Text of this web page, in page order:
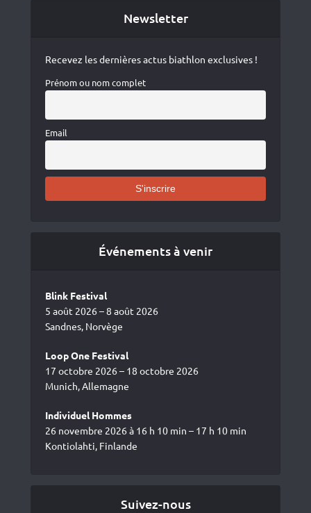
Newsletter
Recevez les dernières actus biathlon exclusives !
Prénom ou nom complet
Email
Événements à venir
Blink Festival
5 août 2026 – 8 août 2026
Sandnes, Norvège
Loop One Festival
17 octobre 2026 – 18 octobre 2026
Munich, Allemagne
Individuel Hommes
26 novembre 2026 à 16 h 10 min – 17 h 10 min
Kontiolahti, Finlande
Suivez-nous